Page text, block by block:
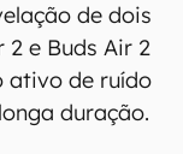
de dois
e Buds Air 2
ativo de ruído
duração.